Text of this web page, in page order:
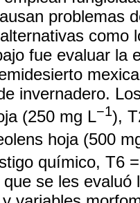
problemas
como
fue evaluar la
invernadero.
(250 mg L−1),
hoja (500
químico, T6
se les